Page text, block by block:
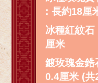
: 長約18厘
冰種紅紋石
厘米
鍍玫瑰金鋯
0.4厘米 (共